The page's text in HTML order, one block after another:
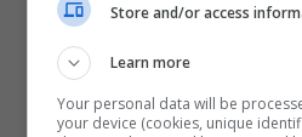
Store and/or access
Learn more
Your personal data will be
your device (cookies, unique